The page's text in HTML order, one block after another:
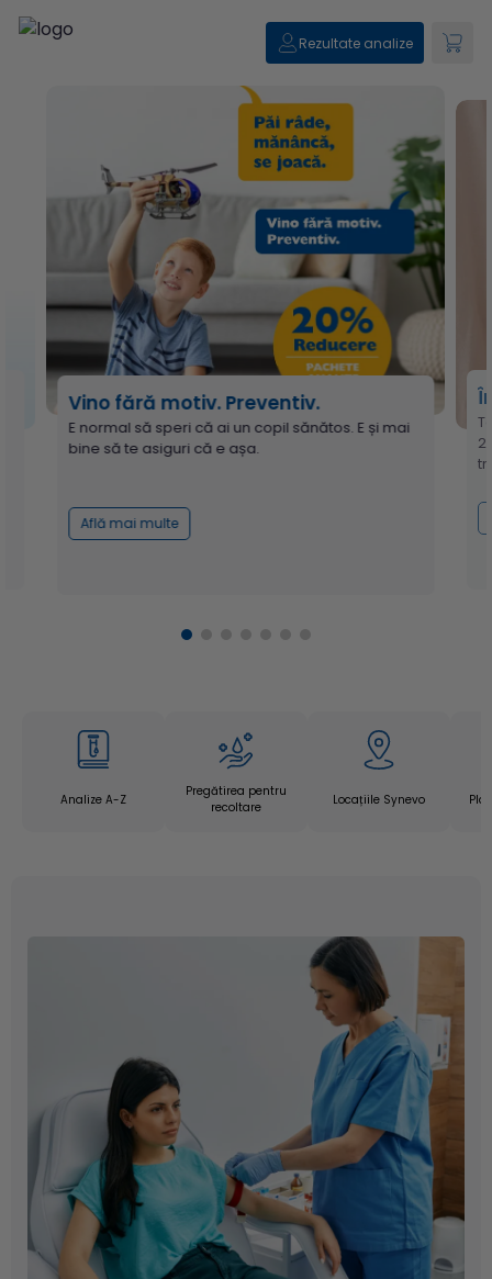
Rezultate analize
Vino fără motiv. Preventiv.
E normal să speri că ai un copil sănătos. E și mai
bine să te asiguri că e așa.
Află mai multe
Analize A-Z
Pregătirea pentru
recoltare
Locațiile Synevo